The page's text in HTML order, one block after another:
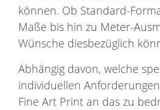
können. Ob Standard-
Maße bis hin zu Meter-
Wünsche diesbezüglich
Abhängig davon, welche
individuellen
Fine Art Print an das zu